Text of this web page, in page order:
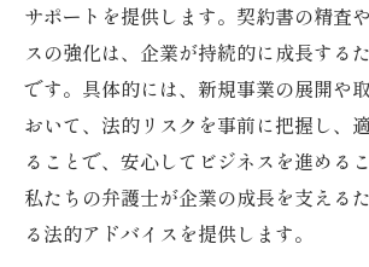
サポートを提供します。契約書の精査
スの強化は、企業が持続的に成長する
です。具体的には、新規事業の展開や
おいて、法的リスクを事前に把握し、
ることで、安心してビジネスを進める
私たちの弁護士が企業の成長を支える
る法的アドバイスを提供します。